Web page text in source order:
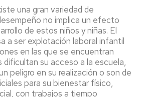
una gran variedad de
no implica un efecto
de estos niños y niñas. El
a ser explotación laboral infantil
en las que se encuentran
dificultan su acceso a la escuela,
peligro en su realización o son de
para su bienestar físico,
con trabajos a tiempo